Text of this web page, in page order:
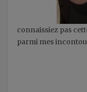
connaissiez pas
parmi mes